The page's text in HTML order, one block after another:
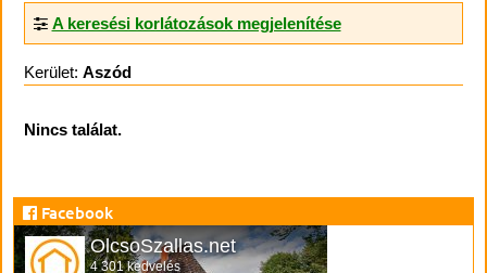
A keresési korlátozások megjelenítése
Kerület: Aszód
Nincs találat.
Facebook
OlcsoSzallas.net
4 301 kedvelés